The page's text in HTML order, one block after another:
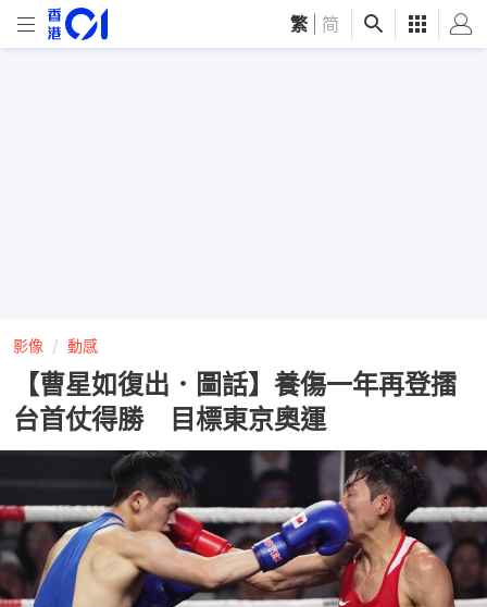
繁 简
影像 動感
【曹星如復出．圖話】養傷一年再登擂
台首仗得勝 目標東京奧運